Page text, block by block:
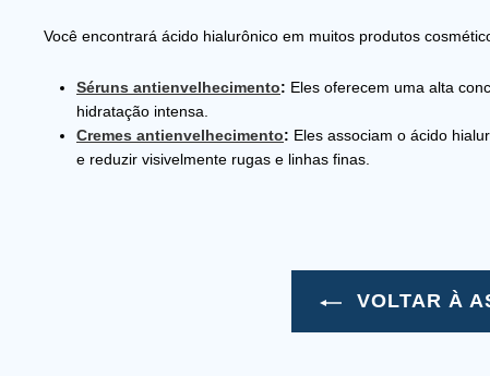
Você encontrará ácido hialurônico em muitos produtos
Séruns antienvelhecimento: Eles oferecem uma alta
hidratação intensa.
Cremes antienvelhecimento: Eles associam o ácido
e reduzir visivelmente rugas e linhas finas.
VOLTAR À